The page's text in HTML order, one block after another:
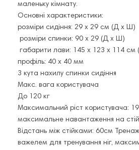
маленьку кімнату.
Основні характеристики:
розміри сидіння: 29 х 29 см (Д х Ш)
розміри спинки: 90 х 29 (Д х Ш)
габарити лави: 145 х 123 х 114
профіль: 40 х 40 мм
3 кута нахилу спинки сидіння
Макс. вага користувача
До 120 кг
Максимальний ріст користувача:
максимальне навантаження на
Відстань між стійками: 60см
важелем для тренування ніг,